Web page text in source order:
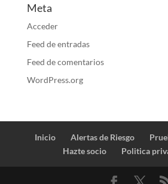
Meta
Acceder
Feed de entradas
Feed de comentarios
WordPress.org
Inicio Alertas de Riesgo
Hazte socio
Politica